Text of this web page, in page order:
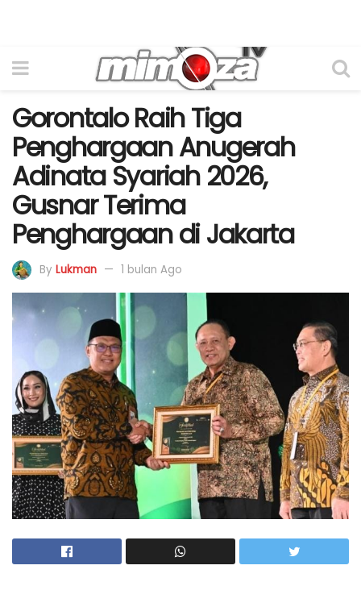
Gorontalo Raih Tiga
Penghargaan Anugerah
Adinata Syariah 2026,
Gusnar Terima
Penghargaan di Jakarta
By Lukman 1 bulan Ago